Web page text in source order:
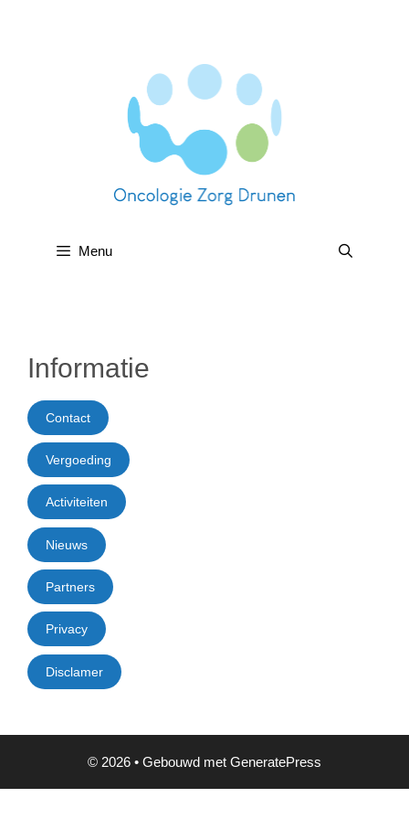
Menu
Informatie
Contact
Vergoeding
Activiteiten
Nieuws
Partners
Privacy
Disclamer
© 2026 • Gebouwd met GeneratePress